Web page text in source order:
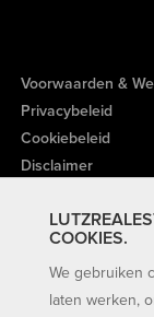
COOKIES.
We gebruiken
laten werken,
Voorwaarden &
Privacybeleid
Cookiebeleid
Disclaimer